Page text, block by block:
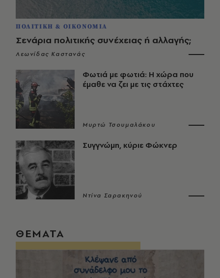
ΠΟΛΙΤΙΚΗ & ΟΙΚΟΝΟΜΙΑ
Σενάρια πολιτικής συνέχειας ή αλλαγής;
Λεωνίδας Καστανάς
Φωτιά με φωτιά: Η χώρα που
έμαθε να ζει με τις στάχτες
Μυρτώ Τσουμαλάκου
Συγγνώμη, κύριε Φώκνερ
Ντίνα Σαρακηνού
ΘΕΜΑΤΑ